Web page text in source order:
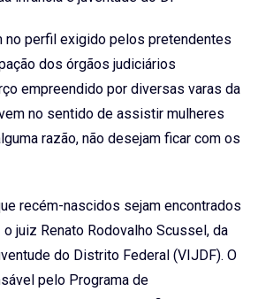
no perfil exigido pelos pretendentes
dos órgãos judiciários
empreendido por diversas varas da
no sentido de assistir mulheres
razão, não desejam ficar com os
recém-nascidos sejam encontrados
juiz Renato Rodovalho Scussel, da
do Distrito Federal (VIJDF). O
pelo Programa de